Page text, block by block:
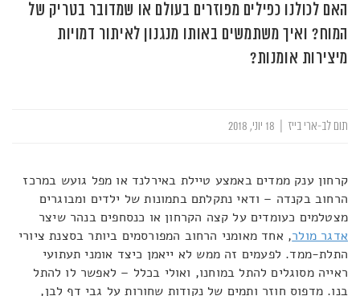
האם לכולנו כפילים מפוזרים בעולם או שמדובר בטריק של
המוח? ואיך משתמשים באותו מנגנון לאיתור דמויות
מיצירות אומנות?
תום לב-ארי בייז
קרחון ענק ממדים באמצע טיילת באירלנד או מפל גועש במרכז
הרחוב בקנדה – ודאי נתקלתם בתמונות של ילדים ומבוגרים
מצטלמים כעומדים על קצה הקרחון או כנסחפים בנהר שיצר
אדגר מולר, אחד מאומני הרחוב המפורסמים ביותר בסצנת ציורי
התלת-ממד. לפעמים זה ממש לא ייאמן כיצד אומני תעתועי
ראייה מסוגלים להתל במוחנו, ואולי בכלל – לאפשר לו להתל
בנו. מדפוס חוזר ותמים של נקודות שחורות על גבי דף לבן,